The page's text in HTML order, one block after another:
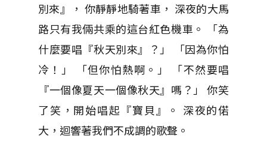
別來』， 你靜靜地騎著車， 深夜的大馬
路只有我倆共乘的這台紅色機車。 「為
什麼要唱『秋天別來』？」 「因為你怕
冷！」 「但你怕熱啊。」 「不然要唱
『一個像夏天一個像秋天』嗎？」 你笑
了笑，開始唱起『寶貝』。 深夜的偌
大，迴響著我們不成調的歌聲。